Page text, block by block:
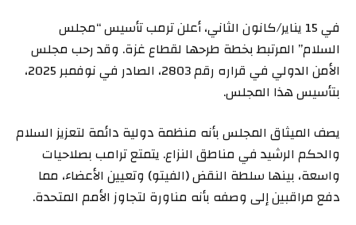
في 15 يناير/كانون الثاني، أعلن ترمب تأسيس “مجلس
السلام” المرتبط بخطة طرحها لقطاع غزة. وقد رحب مجلس
الأمن الدولي في قراره رقم 2803، الصادر في نوفمبر 2025،
بتأسيس هذا المجلس.
يصف الميثاق المجلس بأنه منظمة دولية دائمة لتعزيز السلام
والحكم الرشيد في مناطق النزاع. يتمتع ترامب بصلاحيات
واسعة، بينها سلطة النقض (الفيتو) وتعيين الأعضاء، مما
دفع مراقبين إلى وصفه بأنه مناورة لتجاوز الأمم المتحدة.